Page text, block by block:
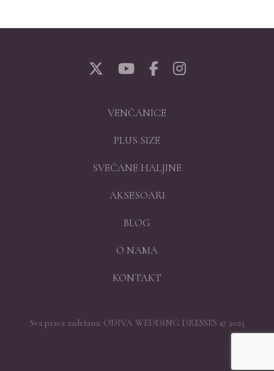
VENČANICE
PLUS SIZE
SVEČANE HALJINE
AKSESOARI
BLOG
O NAMA
KONTAKT
Sva prava zadržana. ODIVA WEDDING DRESSES © 2025